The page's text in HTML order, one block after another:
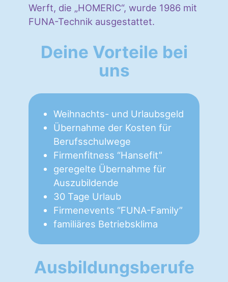
Werft, die „HOMERIC“, wurde 1986 mit
FUNA-Technik ausgestattet.
Deine Vorteile bei
uns
Weihnachts- und Urlaubsgeld
Übernahme der Kosten für
Berufsschulwege
Firmenfitness “Hansefit”
geregelte Übernahme für
Auszubildende
30 Tage Urlaub
Firmenevents “FUNA-Family”
familiäres Betriebsklima
Ausbildungsberufe